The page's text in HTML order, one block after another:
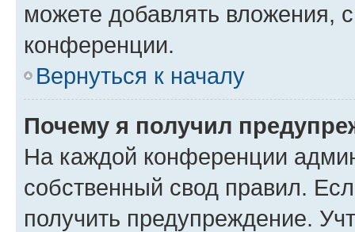
можете добавлять вложения,
конференции.
Вернуться к началу
Почему я получил
На каждой конференции
собственный свод правил.
получить предупреждение.